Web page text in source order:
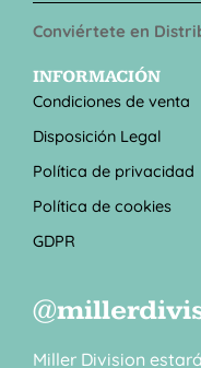
Conviértete en
INFORMACIÓN
Condiciones de venta
Disposición Legal
Política de privacidad
Política de cookies
GDPR
Miller Division